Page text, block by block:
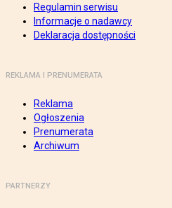
Regulamin serwisu
Informacje o nadawcy
Deklaracja dostępności
REKLAMA I PRENUMERATA
Reklama
Ogłoszenia
Prenumerata
Archiwum
PARTNERZY